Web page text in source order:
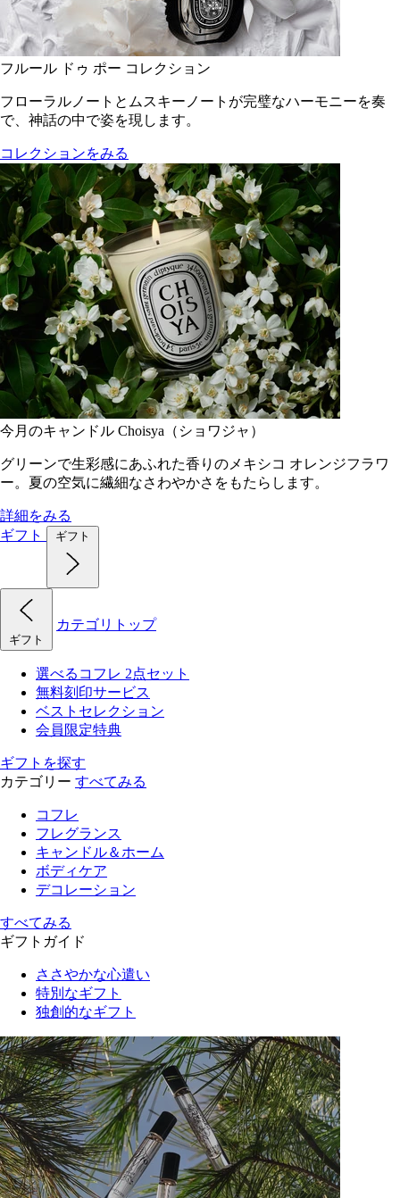
フルール ドゥ ポー コレクション
フローラルノートとムスキーノートが完璧なハーモニーを奏
で、神話の中で姿を現します。
コレクションをみる
今月のキャンドル Choisya（ショワジャ）
グリーンで生彩感にあふれた香りのメキシコ オレンジフラワ
ー。夏の空気に繊細なさわやかさをもたらします。
詳細をみる
ギフト
ギフト
ギフト
カテゴリトップ
選べるコフレ 2点セット
無料刻印サービス
ベストセレクション
会員限定特典
ギフトを探す
カテゴリー すべてみる
コフレ
フレグランス
キャンドル＆ホーム
ボディケア
デコレーション
すべてみる
ギフトガイド
ささやかな心遣い
特別なギフト
独創的なギフト